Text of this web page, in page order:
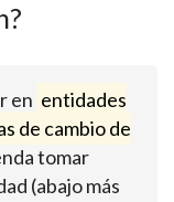
en entidades
de cambio de
tomar
(abajo más